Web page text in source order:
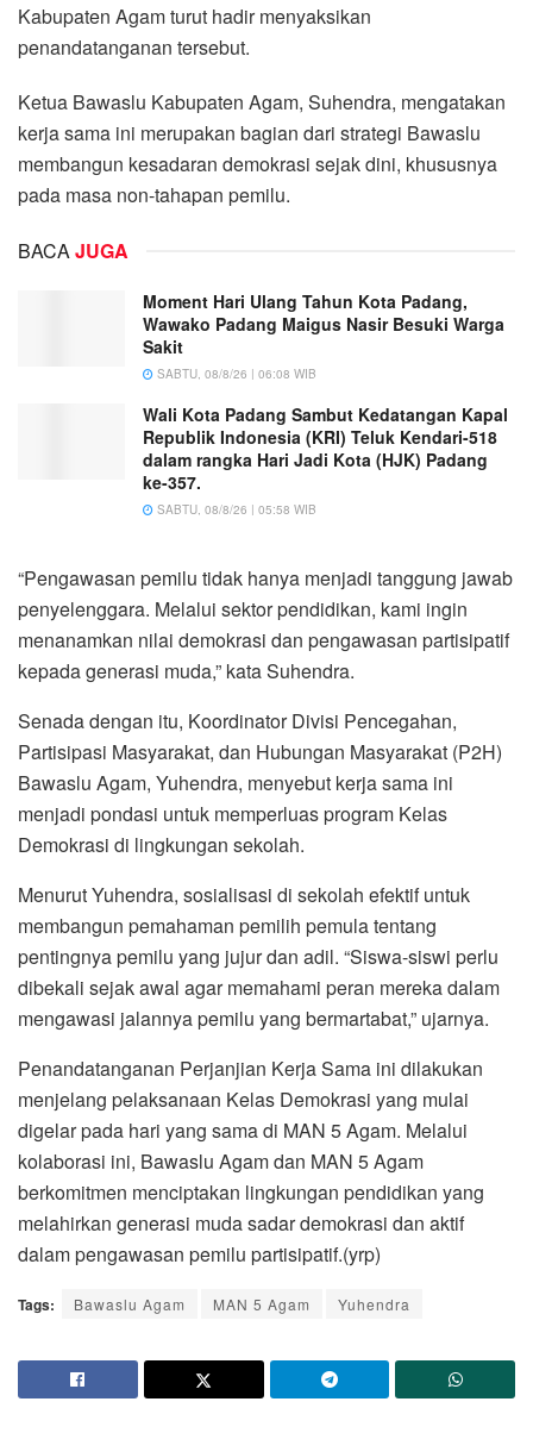
Kabupaten Agam turut hadir menyaksikan
penandatanganan tersebut.
Ketua Bawaslu Kabupaten Agam, Suhendra, mengatakan
kerja sama ini merupakan bagian dari strategi Bawaslu
membangun kesadaran demokrasi sejak dini, khususnya
pada masa non-tahapan pemilu.
BACAJUGA
Moment Hari Ulang Tahun Kota Padang,
Wawako Padang Maigus Nasir Besuki Warga
Sakit
SABTU, 08/8/26 | 06:08 WIB
Wali Kota Padang Sambut Kedatangan Kapal
Republik Indonesia (KRI) Teluk Kendari-518
dalam rangka Hari Jadi Kota (HJK) Padang
ke-357.
SABTU, 08/8/26 | 05:58 WIB
“Pengawasan pemilu tidak hanya menjadi tanggung jawab
penyelenggara. Melalui sektor pendidikan, kami ingin
menanamkan nilai demokrasi dan pengawasan partisipatif
kepada generasi muda,” kata Suhendra.
Senada dengan itu, Koordinator Divisi Pencegahan,
Partisipasi Masyarakat, dan Hubungan Masyarakat (P2H)
Bawaslu Agam, Yuhendra, menyebut kerja sama ini
menjadi pondasi untuk memperluas program Kelas
Demokrasi di lingkungan sekolah.
Menurut Yuhendra, sosialisasi di sekolah efektif untuk
membangun pemahaman pemilih pemula tentang
pentingnya pemilu yang jujur dan adil. “Siswa-siswi perlu
dibekali sejak awal agar memahami peran mereka dalam
mengawasi jalannya pemilu yang bermartabat,” ujarnya.
Penandatanganan Perjanjian Kerja Sama ini dilakukan
menjelang pelaksanaan Kelas Demokrasi yang mulai
digelar pada hari yang sama di MAN 5 Agam. Melalui
kolaborasi ini, Bawaslu Agam dan MAN 5 Agam
berkomitmen menciptakan lingkungan pendidikan yang
melahirkan generasi muda sadar demokrasi dan aktif
dalam pengawasan pemilu partisipatif.(yrp)
Tags: Bawaslu Agam MAN 5 Agam Yuhendra